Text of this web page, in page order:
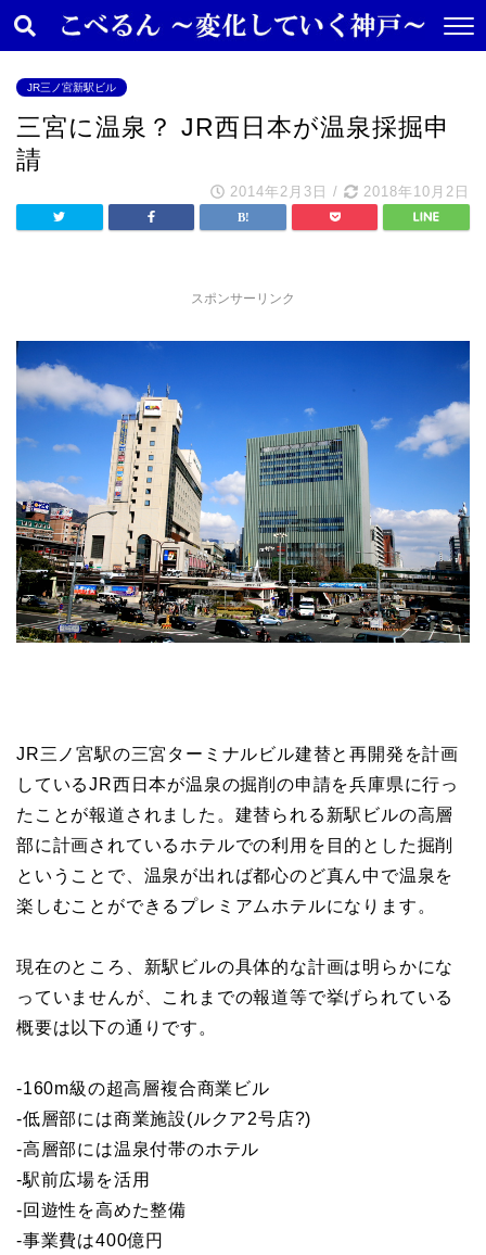
JR三ノ宮新駅ビル
三宮に温泉？ JR西日本が温泉採掘申
請
2014年2月3日 / 2018年10月2日
スポンサーリンク
JR三ノ宮駅の三宮ターミナルビル建替と再開発を計画
しているJR西日本が温泉の掘削の申請を兵庫県に行っ
たことが報道されました。建替られる新駅ビルの高層
部に計画されているホテルでの利用を目的とした掘削
ということで、温泉が出れば都心のど真ん中で温泉を
楽しむことができるプレミアムホテルになります。
現在のところ、新駅ビルの具体的な計画は明らかにな
っていませんが、これまでの報道等で挙げられている
概要は以下の通りです。
-160m級の超高層複合商業ビル
-低層部には商業施設(ルクア2号店?)
-高層部には温泉付帯のホテル
-駅前広場を活用
-回遊性を高めた整備
-事業費は400億円